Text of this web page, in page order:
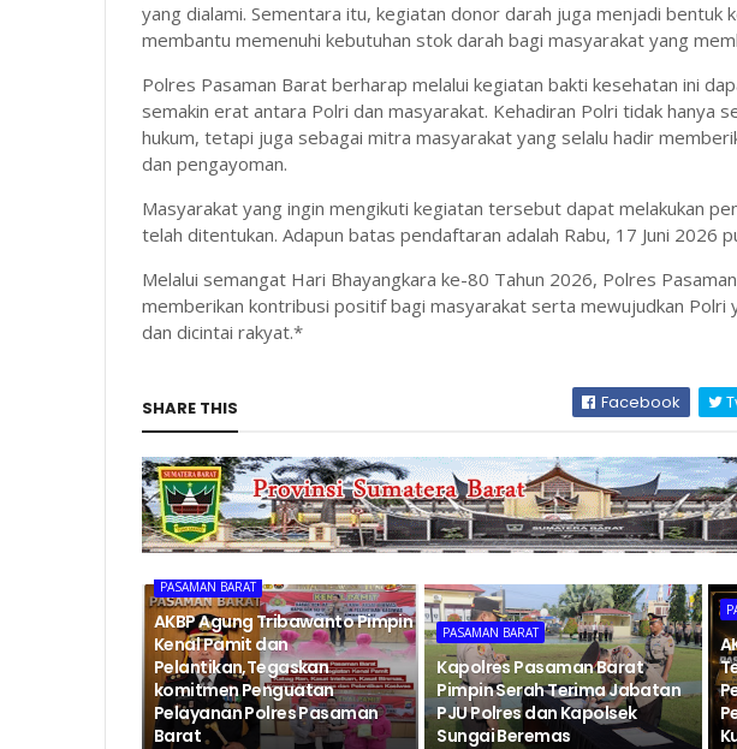
yang dialami. Sementara itu, kegiatan donor darah juga menjadi bentuk
membantu memenuhi kebutuhan stok darah bagi masyarakat yang
Polres Pasaman Barat berharap melalui kegiatan bakti kesehatan ini
semakin erat antara Polri dan masyarakat. Kehadiran Polri tidak hanya
hukum, tetapi juga sebagai mitra masyarakat yang selalu hadir
dan pengayoman.
Masyarakat yang ingin mengikuti kegiatan tersebut dapat melakukan
telah ditentukan. Adapun batas pendaftaran adalah Rabu, 17 Juni 2026
Melalui semangat Hari Bhayangkara ke-80 Tahun 2026, Polres
memberikan kontribusi positif bagi masyarakat serta mewujudkan Polri
dan dicintai rakyat.*
SHARE THIS Facebook
PASAMAN BARAT
AKBP Agung Tribawanto Pimpin
Kenal Pamit dan
Pelantikan,Tegaskan
komitmen Penguatan
Pelayanan Polres Pasaman
Barat
PASAMAN BARAT
Kapolres Pasaman Barat
Pimpin Serah Terima Jabatan
PJU Polres dan Kapolsek
Sungai Beremas